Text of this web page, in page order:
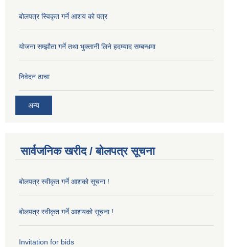
बोलपत्र स्विकृत गर्ने आशय को पत्र
योजना सम्झौता गर्ने तथा भुक्तानी लिने हदम्याद सम्बन्धमा
निवेदन ढाचा
अन्य
सार्वजनिक खरीद / बोलपत्र सूचना
बोलपत्र स्वीकृत गर्ने आशको सूचना !
बोलपत्र स्वीकृत गर्ने आशयको सूचना !
Invitation for bids